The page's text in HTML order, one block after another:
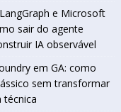
que jogar tudo para
[ 25 de abril de 2026 ]
e Microsoft
sair do agente
IA observável
em GA: como
sem transformar
técnica